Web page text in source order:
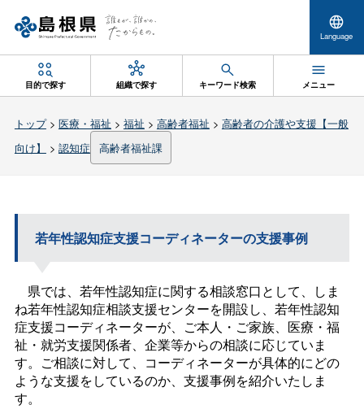
Language
目的で探す 組織で探す キーワード検索 メニュー
トップ> 医療・福祉 > 福祉 > 高齢者福祉 > 高齢者の介護や支援【一般
向け】
> 認知症 高齢者福祉課
若年性認知症支援コーディネーターの支援事例
県では、若年性認知症に関する相談窓口として、しま
ね若年性認知症相談支援センターを開設し、若年性認知
症支援コーディネーターが、ご本人・ご家族、医療・福
祉・就労支援関係者、企業等からの相談に応じていま
す。ご相談に対して、コーディネーターが具体的にどの
ような支援をしているのか、支援事例を紹介いたしま
す。